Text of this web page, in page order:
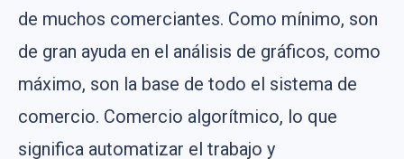
de muchos comerciantes. Como mínimo, son
de gran ayuda en el análisis de gráficos, como
máximo, son la base de todo el sistema de
comercio. Comercio algorítmico, lo que
significa automatizar el trabajo y